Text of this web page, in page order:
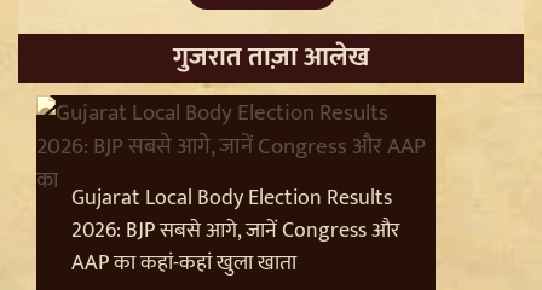
Pappu Yadav और Rahul Gandhi की बढ़ी मुश्किलें,
Parliament में संतों का वेश धरने पर Varanasi में FIR की मांग
गुजरात ताज़ा आलेख
Gujarat Local Body Election Results
2026: BJP सबसे आगे, जानें Congress और
AAP का कहां-कहां खुला खाता